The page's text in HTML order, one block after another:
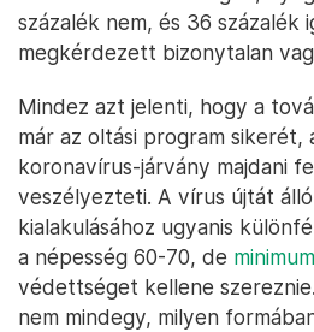
százalék nem, és 36 százalék
megkérdezett bizonytalan
Mindez azt jelenti, hogy a
már az oltási program sikerét,
koronavírus-járvány majdani
veszélyezteti. A vírus újtát
kialakulásához ugyanis
a népesség 60-70, de
védettséget kellene
nem mindegy, milyen